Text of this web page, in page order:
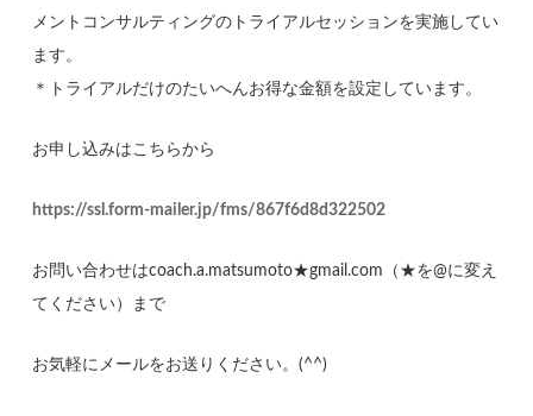
メントコンサルティングのトライアルセッションを実施してい
ます。
＊トライアルだけのたいへんお得な金額を設定しています。
お申し込みはこちらから
https://ssl.form-mailer.jp/fms/867f6d8d322502
お問い合わせはcoach.a.matsumoto★gmail.com（★を@に変え
てください）まで
お気軽にメールをお送りください。(^^)